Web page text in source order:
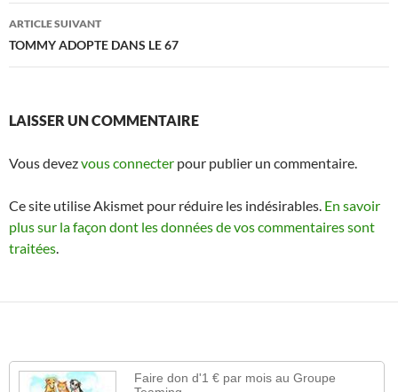
articles
ARTICLE SUIVANT
TOMMY ADOPTE DANS LE 67
LAISSER UN COMMENTAIRE
Vous devezvous connecter pour publier un commentaire.
Ce site utilise Akismet pour réduire les indésirables. En savoir
plus sur la façon dont les données de vos commentaires sont
traitées.